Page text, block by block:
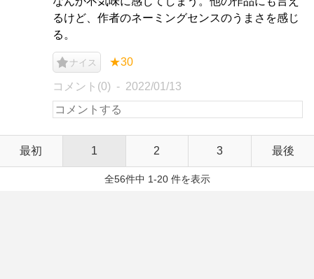
るけど、作者のネーミングセンスのうまさを感じ
る。
ナイス ★30
コメント(0) 2022/01/13
最初 1 2 3 最後
全56件中 1-20 件を表示